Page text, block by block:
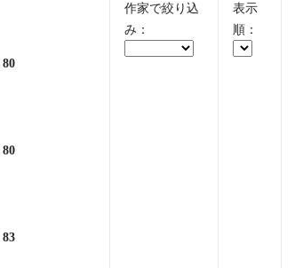
80
80
83
作家で絞り込
み：
表示
順：